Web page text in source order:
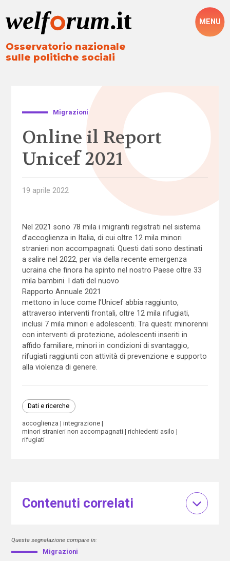
Osservatorio nazionale
sulle politiche sociali
MENU
Migrazioni
Online il Report
Unicef 2021
19 aprile 2022
Nel 2021 sono 78 mila i migranti registrati nel sistema
d’accoglienza in Italia, di cui oltre 12 mila minori
stranieri non accompagnati. Questi dati sono destinati
a salire nel 2022, per via della recente emergenza
ucraina che finora ha spinto nel nostro Paese oltre 33
mila bambini. I dati del nuovo
Rapporto Annuale 2021
mettono in luce come l’Unicef abbia raggiunto,
attraverso interventi frontali, oltre 12 mila rifugiati,
inclusi 7 mila minori e adolescenti. Tra questi: minorenni
con interventi di protezione, adolescenti inseriti in
affido familiare, minori in condizioni di svantaggio,
rifugiati raggiunti con attività di prevenzione e supporto
alla violenza di genere.
Dati e ricerche
accoglienza
integrazione
minori stranieri non accompagnati
richiedenti asilo
rifugiati
Contenuti correlati
Questa segnalazione compare in:
Migrazioni